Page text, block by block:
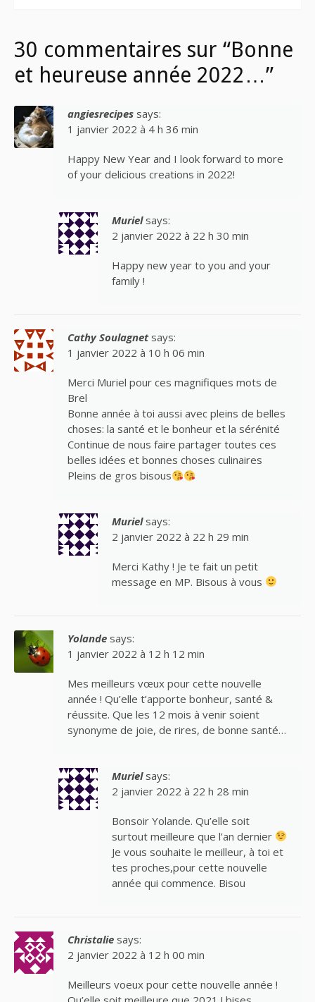
30 commentaires sur “Bonne
et heureuse année 2022…”
angiesrecipes says:
1 janvier 2022 à 4 h 36 min
Happy New Year and I look forward to more
of your delicious creations in 2022!
Muriel says:
2 janvier 2022 à 22 h 30 min
Happy new year to you and your
family !
Cathy Soulagnet says:
1 janvier 2022 à 10 h 06 min
Merci Muriel pour ces magnifiques mots de
Brel
Bonne année à toi aussi avec pleins de belles
choses: la santé et le bonheur et la sérénité
Continue de nous faire partager toutes ces
belles idées et bonnes choses culinaires
Pleins de gros bisous
Muriel says:
2 janvier 2022 à 22 h 29 min
Merci Kathy ! Je te fait un petit
message en MP. Bisous à vous
Yolande says:
1 janvier 2022 à 12 h 12 min
Mes meilleurs vœux pour cette nouvelle
année ! Qu’elle t’apporte bonheur, santé &
réussite. Que les 12 mois à venir soient
synonyme de joie, de rires, de bonne santé…
Muriel says:
2 janvier 2022 à 22 h 28 min
Bonsoir Yolande. Qu’elle soit
surtout meilleure que l’an dernier
Je vous souhaite le meilleur, à toi et
tes proches,pour cette nouvelle
année qui commence. Bisou
Christalie says:
2 janvier 2022 à 12 h 00 min
Meilleurs voeux pour cette nouvelle année !